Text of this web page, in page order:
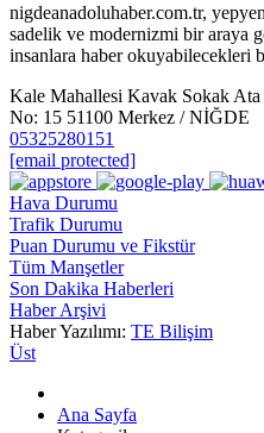
nigdeanadoluhaber.com.tr,
sadelik ve modernizmi bir araya
insanlara haber okuyabilecekleri
Kale Mahallesi Kavak Sokak
No: 15 51100 Merkez / NİĞDE
05325280151
[email protected]
Hava Durumu
Trafik Durumu
Puan Durumu ve Fikstür
Tüm Manşetler
Son Dakika Haberleri
Haber Arşivi
Haber Yazılımı: TE Bilişim
Üst
Ana Sayfa